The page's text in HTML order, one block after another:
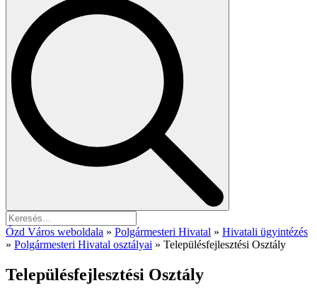
Ózd Város weboldala » Polgármesteri Hivatal » Hivatali ügyintézés
» Polgármesteri Hivatal osztályai » Településfejlesztési Osztály
Településfejlesztési Osztály